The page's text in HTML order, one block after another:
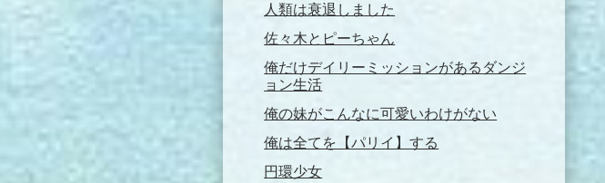
人類は衰退しました
佐々木とピーちゃん
俺だけデイリーミッションがあるダンジ
ョン生活
俺の妹がこんなに可愛いわけがない
俺は全てを【パリイ】する
円環少女